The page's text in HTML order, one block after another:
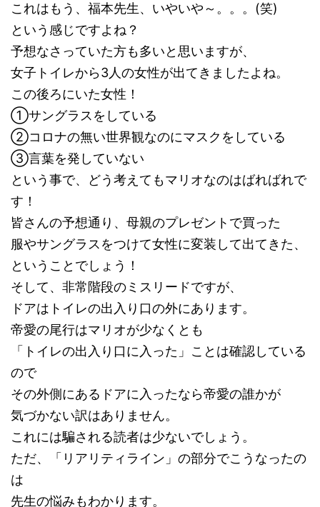
これはもう、福本先生、いやいや～。。。(笑)
という感じですよね？
予想なさっていた方も多いと思いますが、
女子トイレから3人の女性が出てきましたよね。
この後ろにいた女性！
①サングラスをしている
②コロナの無い世界観なのにマスクをしている
③言葉を発していない
という事で、どう考えてもマリオなのはばればれで
す！
皆さんの予想通り、母親のプレゼントで買った
服やサングラスをつけて女性に変装して出てきた、
ということでしょう！
そして、非常階段のミスリードですが、
ドアはトイレの出入り口の外にあります。
帝愛の尾行はマリオが少なくとも
「トイレの出入り口に入った」ことは確認している
ので
その外側にあるドアに入ったなら帝愛の誰かが
気づかない訳はありません。
これには騙される読者は少ないでしょう。
ただ、「リアリティライン」の部分でこうなったの
は
先生の悩みもわかります。